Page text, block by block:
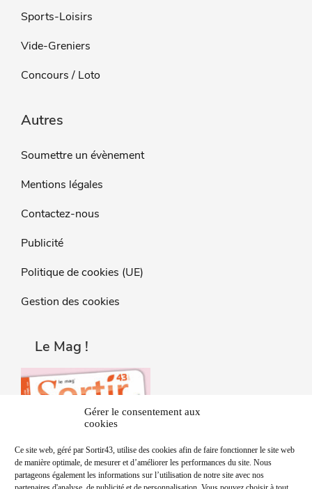
Gérer le consentement aux
cookies
Ce site web, géré par Sortir43, utilise des cookies afin de faire fonctionner le site web
de manière optimale, de mesurer et d’améliorer les performances du site. Nous
partageons également les informations sur l’utilisation de notre site avec nos
Sports-Loisirs
Vide-Greniers
Concours / Loto
Autres
Soumettre un évènement
Mentions légales
Contactez-nous
Publicité
Politique de cookies (UE)
Gestion des cookies
Le Mag !